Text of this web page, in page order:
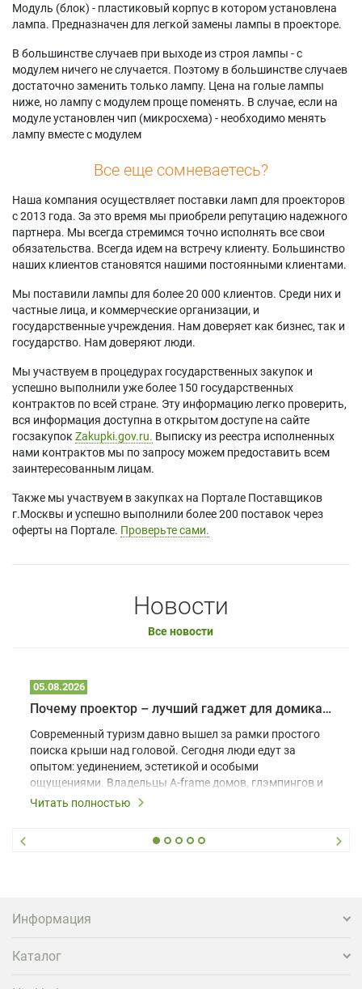
Модуль (блок) - пластиковый корпус в котором установлена
лампа. Предназначен для легкой замены лампы в проекторе.
В большинстве случаев при выходе из строя лампы - с
модулем ничего не случается. Поэтому в большинстве случаев
достаточно заменить только лампу. Цена на голые лампы
ниже, но лампу с модулем проще поменять. В случае, если на
модуле установлен чип (микросхема) - необходимо менять
лампу вместе с модулем
Все еще сомневаетесь?
Наша компания осуществляет поставки ламп для проекторов
с 2013 года. За это время мы приобрели репутацию надежного
партнера. Мы всегда стремимся точно исполнять все свои
обязательства. Всегда идем на встречу клиенту. Большинство
наших клиентов становятся нашими постоянными клиентами.
Мы поставили лампы для более 20 000 клиентов. Среди них и
частные лица, и коммерческие организации, и
государственные учреждения. Нам доверяет как бизнес, так и
государство. Нам доверяют люди.
Мы участвуем в процедурах государственных закупок и
успешно выполнили уже более 150 государственных
контрактов по всей стране. Эту информацию легко проверить,
вся информация доступна в открытом доступе на сайте
госзакупок Zakupki.gov.ru. Выписку из реестра исполненных
нами контрактов мы по запросу можем предоставить всем
заинтересованным лицам.
Также мы участвуем в закупках на Портале Поставщиков
г.Москвы и успешно выполнили более 200 поставок через
оферты на Портале. Проверьте сами.
Новости
Все новости
05.08.2026
Почему проектор – лучший гаджет для домика в глэмпинге
Современный туризм давно вышел за рамки простого
поиска крыши над головой. Сегодня люди едут за
опытом: уединением, эстетикой и особыми
ощущениями. Владельцы A-frame домов, глэмпингов и
шале понимают, что конкуренция растет, и
вернуться и поделиться впечатлениями в соцсетях,
проектора.
Читать полностью
Информация
Каталог